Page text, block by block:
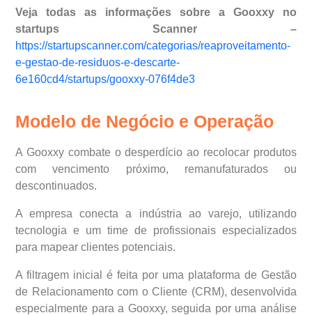
Veja todas as informações sobre a Gooxxy no
startups Scanner –
https://startupscanner.com/categorias/reaproveitamento-
e-gestao-de-residuos-e-descarte-
6e160cd4/startups/gooxxy-076f4de3
Modelo de Negócio e Operação
A Gooxxy combate o desperdício ao recolocar produtos
com vencimento próximo, remanufaturados ou
descontinuados.
A empresa conecta a indústria ao varejo, utilizando
tecnologia e um time de profissionais especializados
para mapear clientes potenciais.
A filtragem inicial é feita por uma plataforma de Gestão
de Relacionamento com o Cliente (CRM), desenvolvida
especialmente para a Gooxxy, seguida por uma análise